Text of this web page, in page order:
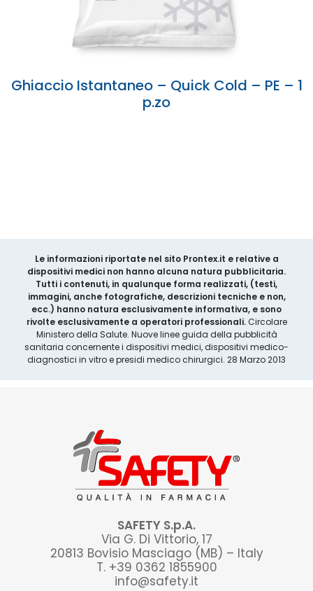
Ghiaccio Istantaneo – Quick Cold – PE – 1
p.zo
Le informazioni riportate nel sito Prontex.it e relative a
dispositivi medici non hanno alcuna natura pubblicitaria.
Tutti i contenuti, in qualunque forma realizzati, (testi,
immagini, anche fotografiche, descrizioni tecniche e non,
ecc.) hanno natura esclusivamente informativa, e sono
rivolte esclusivamente a operatori professionali.Circolare
Ministero della Salute. Nuove linee guida della pubblicità
sanitaria concernente i dispositivi medici, dispositivi medico-
diagnostici in vitro e presidi medico chirurgici. 28 Marzo 2013
SAFETY S.p.A.
Via G. Di Vittorio, 17
20813 Bovisio Masciago (MB) – Italy
T. +39 0362 1855900
info@safety.it